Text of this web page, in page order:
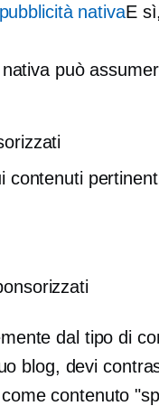
nativaE
può
contenuti
dal tipo di
blog, devi
contenuto